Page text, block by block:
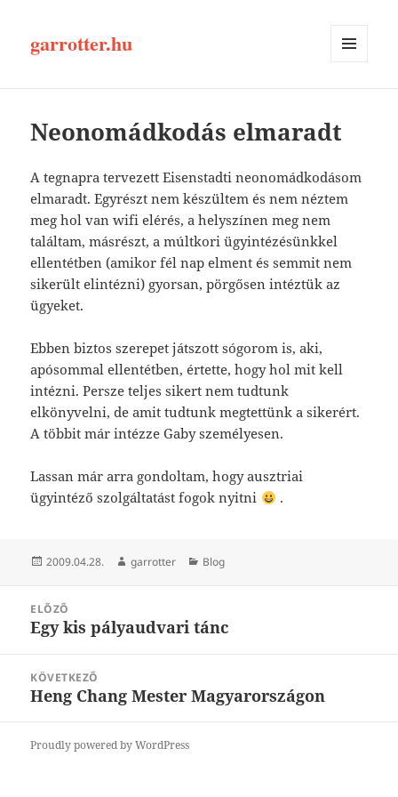
garrotter.hu
Neonomádkodás elmaradt
A tegnapra tervezett Eisenstadti neonomádkodásom
elmaradt. Egyrészt nem készültem és nem néztem
meg hol van wifi elérés, a helyszínen meg nem
találtam, másrészt, a múltkori ügyintézésünkkel
ellentétben (amikor fél nap elment és semmit nem
sikerült elintézni) gyorsan, pörgősen intéztük az
ügyeket.
Ebben biztos szerepet játszott sógorom is, aki,
apósommal ellentétben, értette, hogy hol mit kell
intézni. Persze teljes sikert nem tudtunk
elkönyvelni, de amit tudtunk megtettünk a sikerért.
A többit már intézze Gaby személyesen.
Lassan már arra gondoltam, hogy ausztriai
ügyintéző szolgáltatást fogok nyitni
.
Közzétéve
2009.04.28. Szerző
garrotter Kategória
Blog
navigáció
ELŐZŐ
Korábbi
Egy kis pályaudvari tánc
KÖVETKEZŐ
Következő
Heng Chang Mester Magyarországon
Proudly powered by WordPress